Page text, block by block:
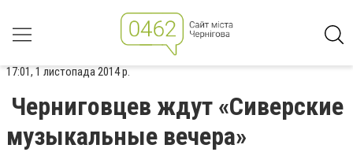
17:01, 1 листопада 2014 р.
Черниговцев ждут «Сиверские
музыкальные вечера»